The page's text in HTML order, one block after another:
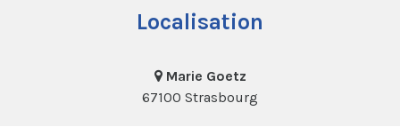
Localisation
Marie Goetz
67100 Strasbourg